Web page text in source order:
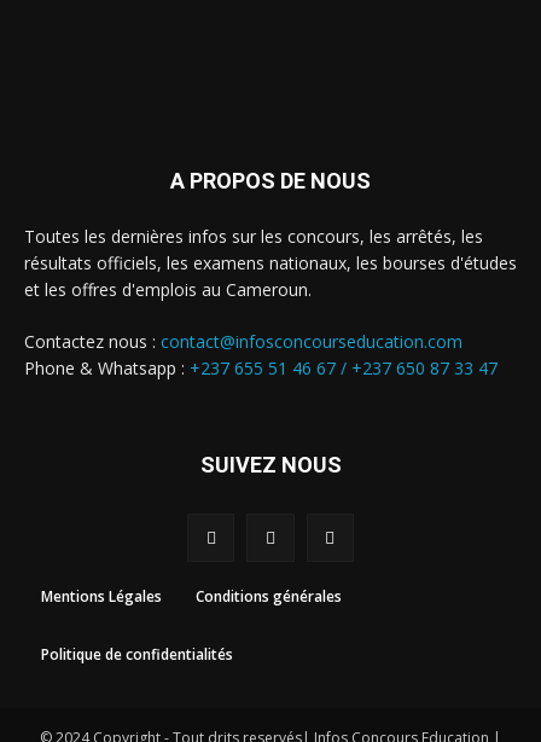
A PROPOS DE NOUS
Toutes les dernières infos sur les concours, les arrêtés, les
résultats officiels, les examens nationaux, les bourses d'études
et les offres d'emplois au Cameroun.
Contactez nous : contact@infosconcourseducation.com
Phone & Whatsapp : +237 655 51 46 67 / +237 650 87 33 47
SUIVEZ NOUS
Mentions Légales Conditions générales
Politique de confidentialités
© 2024 Copyright - Tout drits reservés| Infos Concours Education |